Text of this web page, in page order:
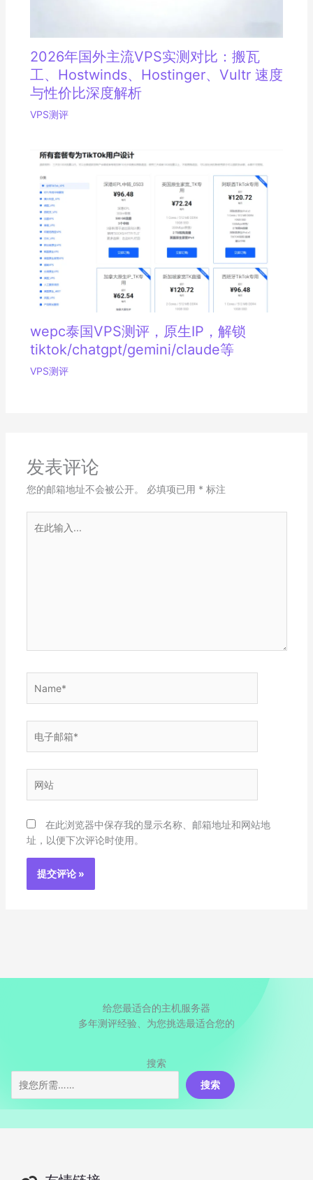
2026年国外主流VPS实测对比：搬瓦
工、Hostwinds、Hostinger、Vultr 速度
与性价比深度解析
VPS测评
wepc泰国VPS测评，原生IP，解锁
tiktok/chatgpt/gemini/claude等
VPS测评
发表评论
您的邮箱地址不会被公开。 必填项已用 * 标注
子
站
在此浏览器中保存我的显示名称、邮箱地址和网站地
址，以便下次评论时使用。
给您最适合的主机服务器
多年测评经验、为您挑选最适合您的
搜索
搜索